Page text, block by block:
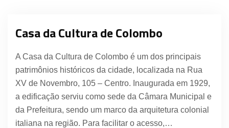
Casa da Cultura de Colombo
A Casa da Cultura de Colombo é um dos principais
patrimônios históricos da cidade, localizada na Rua
XV de Novembro, 105 – Centro. Inaugurada em 1929,
a edificação serviu como sede da Câmara Municipal e
da Prefeitura, sendo um marco da arquitetura colonial
italiana na região. Para facilitar o acesso,…